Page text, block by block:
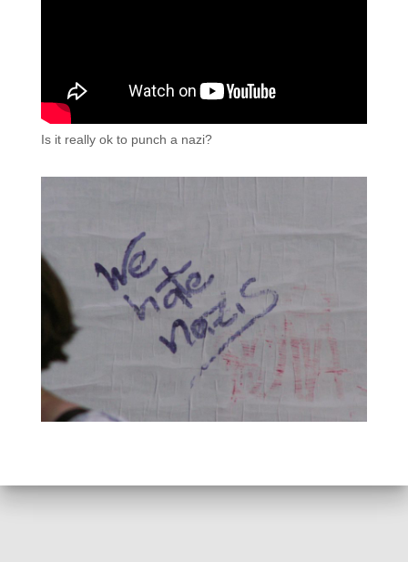
Is it really ok to punch a nazi?